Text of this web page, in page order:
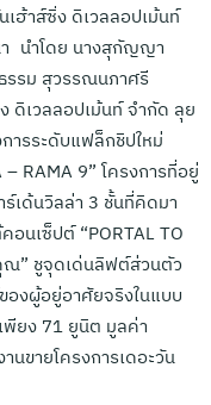
ฮ้าส์ซิ่ง ดิเวลลอปเม้นท์
นำโดย นางสุกัญญา
รรม สุวรรณนภาศรี
ดิเวลลอปเม้นท์ จํากัด ลุย
ารระดับแฟล็กชิปใหม่
RAMA 9” โครงการที่อยู่
เด้นวิลล่า 3 ชั้นที่คิดมา
นเซ็ปต์ “PORTAL TO
ณ” ชูจุดเด่นลิฟต์ส่วนตัว
งผู้อยู่อาศัยจริงในแบบ
ยง 71 ยูนิต มูลค่า
ขายโครงการเดอะวัน